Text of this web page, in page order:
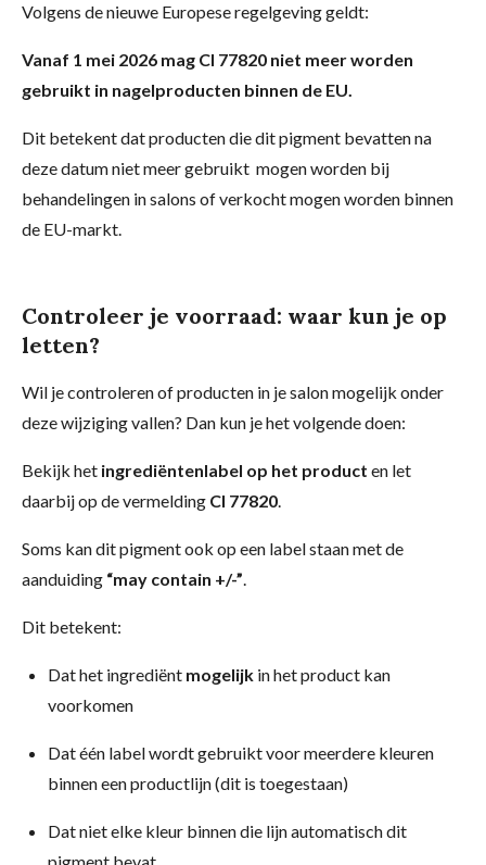
Volgens de nieuwe Europese regelgeving geldt:
Vanaf 1 mei 2026 mag CI 77820 niet meer worden
gebruikt in nagelproducten binnen de EU.
Dit betekent dat producten die dit pigment bevatten na
deze datum niet meer gebruikt mogen worden bij
behandelingen in salons of verkocht mogen worden binnen
de EU-markt.
Controleer je voorraad: waar kun je op
letten?
Wil je controleren of producten in je salon mogelijk onder
deze wijziging vallen? Dan kun je het volgende doen:
Bekijk het ingrediëntenlabel op het product en let
daarbij op de vermelding CI 77820.
Soms kan dit pigment ook op een label staan met de
aanduiding “may contain +/-”.
Dit betekent:
Dat het ingrediënt mogelijk in het product kan
voorkomen
Dat één label wordt gebruikt voor meerdere kleuren
binnen een productlijn (dit is toegestaan)
Dat niet elke kleur binnen die lijn automatisch dit